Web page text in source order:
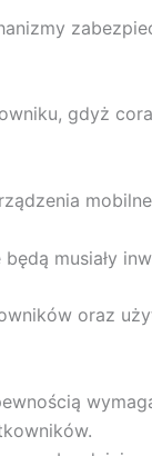
gdyż
musiały
oraz